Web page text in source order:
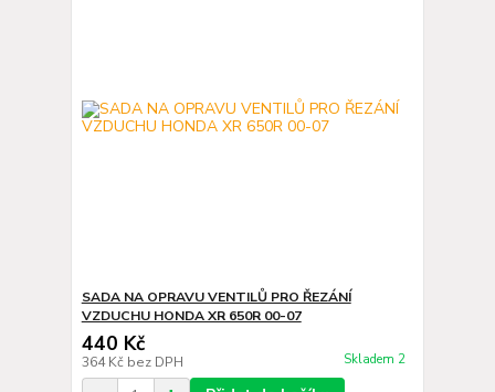
SADA NA OPRAVU VENTILŮ PRO ŘEZÁNÍ
VZDUCHU HONDA XR 650R 00-07
440 Kč
364 Kč bez DPH Skladem 2